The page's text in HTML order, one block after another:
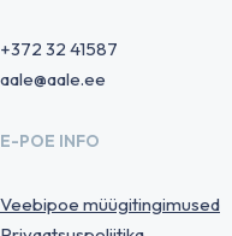
+372 32 41587
aale@aale.ee
E-POE INFO
Veebipoe müügitingimused